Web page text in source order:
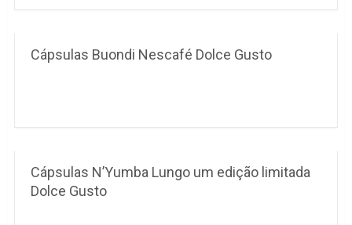
Cápsulas Buondi Nescafé Dolce Gusto
Cápsulas N’Yumba Lungo um edição limitada
Dolce Gusto